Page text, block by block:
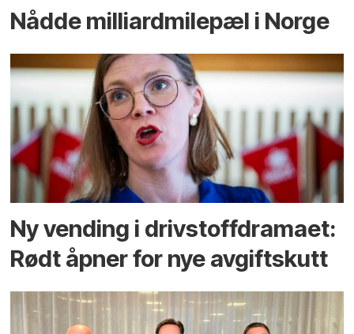
Nådde milliard­­milepæl i Norge
Ny vending i drivstoffdramaet:
Rødt åpner for nye avgiftskutt